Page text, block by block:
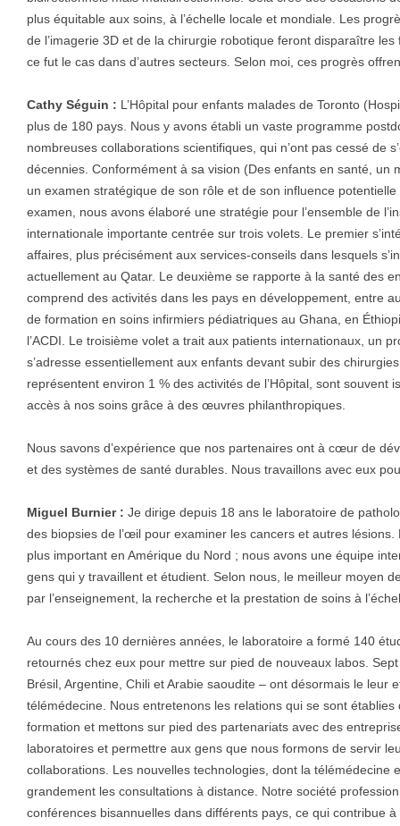
plus équitable aux soins, à l’échelle locale et mondiale. Les
de l’imagerie 3D et de la chirurgie robotique feront disparaître
ce fut le cas dans d’autres secteurs. Selon moi, ces progrès
Cathy Séguin : L’Hôpital pour enfants malades de Toronto
plus de 180 pays. Nous y avons établi un vaste programme
nombreuses collaborations scientifiques, qui n’ont pas cessé de
décennies. Conformément à sa vision (Des enfants en santé, un
un examen stratégique de son rôle et de son influence
examen, nous avons élaboré une stratégie pour l’ensemble de
internationale importante centrée sur trois volets. Le premier
affaires, plus précisément aux services-conseils dans lesquels
actuellement au Qatar. Le deuxième se rapporte à la santé des
comprend des activités dans les pays en développement, entre
de formation en soins infirmiers pédiatriques au Ghana, en
l’ACDI. Le troisième volet a trait aux patients internationaux, un
s’adresse essentiellement aux enfants devant subir des
représentent environ 1 % des activités de l’Hôpital, sont souvent
accès à nos soins grâce à des œuvres philanthropiques.
Nous savons d’expérience que nos partenaires ont à cœur de
et des systèmes de santé durables. Nous travaillons avec eux
Miguel Burnier : Je dirige depuis 18 ans le laboratoire de
des biopsies de l’œil pour examiner les cancers et autres lésions.
plus important en Amérique du Nord ; nous avons une équipe
gens qui y travaillent et étudient. Selon nous, le meilleur moyen
par l’enseignement, la recherche et la prestation de soins à
Au cours des 10 dernières années, le laboratoire a formé 140
retournés chez eux pour mettre sur pied de nouveaux labos.
Brésil, Argentine, Chili et Arabie saoudite – ont désormais le leur
télémédecine. Nous entretenons les relations qui se sont
formation et mettons sur pied des partenariats avec des
laboratoires et permettre aux gens que nous formons de servir
collaborations. Les nouvelles technologies, dont la télémédecine
grandement les consultations à distance. Notre société
conférences bisannuelles dans différents pays, ce qui contribue